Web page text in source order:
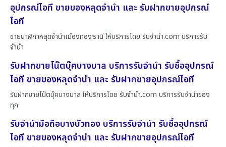
อุปกรณ์ไอที ขายของหลุดจำนำ และ รับฝากขายอุปกรณ์
ไอที
ขายนาฬิกาหลุดจำนำเมืองทองธานี ให้บริการโดย รับจํานํา.com บริการรับ
จำนำ
รับฝากขายโน๊ตบุ๊คบางบาล บริการรับจำนำ รับซื้ออุปกรณ์
ไอที ขายของหลุดจำนำ และ รับฝากขายอุปกรณ์ไอที
รับฝากขายโน๊ตบุ๊คบางบาล ให้บริการโดย รับจํานํา.com บริการรับจำนำของ
ทุก
รับจำนำมือถือบางบัวทอง บริการรับจำนำ รับซื้ออุปกรณ์
ไอที ขายของหลุดจำนำ และ รับฝากขายอุปกรณ์ไอที